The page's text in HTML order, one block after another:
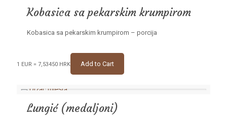
Kobasica sa pekarskim krumpirom
Kobasica sa pekarskim krumpirom – porcija
1 EUR = 7,53450 HRK Add to Cart
Lungić (medaljoni)